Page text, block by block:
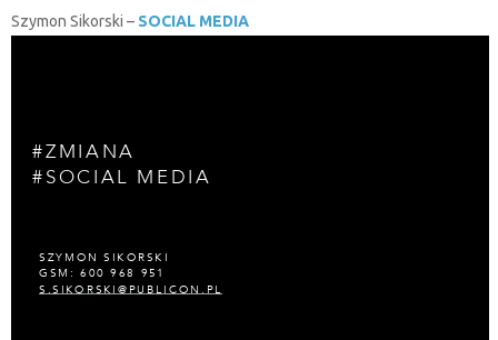
Szymon Sikorski – SOCIAL MEDIA